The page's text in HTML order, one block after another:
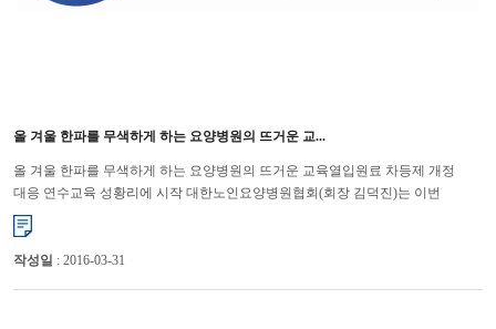
올 겨울 한파를 무색하게 하는 요양병원의 뜨거운 교...
올 겨울 한파를 무색하게 하는 요양병원의 뜨거운 교육열입원료 차등제 개정
대응 연수교육 성황리에 시작 대한노인요양병원협회(회장 김덕진)는 이번
요양병원 입원료 차등제 시행에 따라 지난 21일 부산을 시작으로 ...
작성일 : 2016-03-31